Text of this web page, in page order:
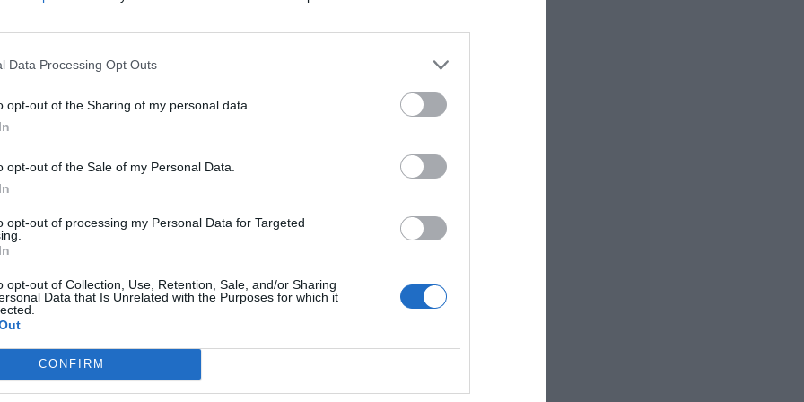
Data Processing Opt Outs
opt-out of the Sharing of my personal data.
opt-out of the Sale of my Personal Data.
opt-out of processing my Personal Data for Targeted
opt-out of Collection, Use, Retention, Sale, and/or Sharing
Data that Is Unrelated with the Purposes for which it
CONFIRM
fuente preferida de Google de forma gratuita.
hombres, de 43 y 36 años
veterinarios, por lo que no era apto para el
por delitos contra la salud pública,
contra el mercado y los consumidores.
la
sospechas. Las pesquisas
el día anterior se habían comercializado
, distribuidas posteriormente a
Barcelona y Tarragona, además de
en San Pedro del Pinatar (Murcia)